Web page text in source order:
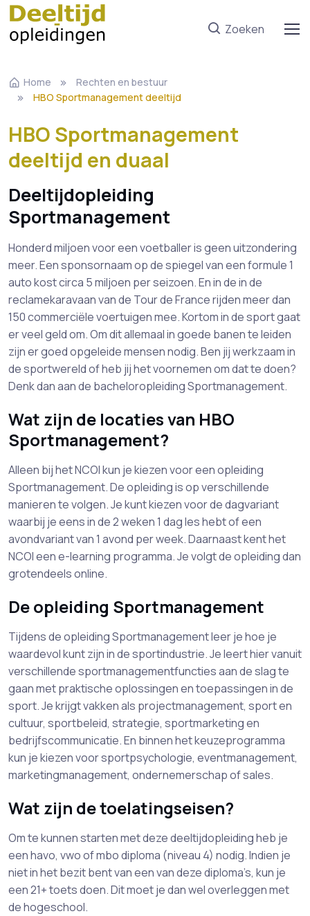
Zoeken
Home
Rechten en bestuur
HBO Sportmanagement deeltijd
HBO Sportmanagement
deeltijd en duaal
Deeltijdopleiding
Sportmanagement
Honderd miljoen voor een voetballer is geen uitzondering
meer. Een sponsornaam op de spiegel van een formule 1
auto kost circa 5 miljoen per seizoen. En in de in de
reclamekaravaan van de Tour de France rijden meer dan
150 commerciële voertuigen mee. Kortom in de sport gaat
er veel geld om. Om dit allemaal in goede banen te leiden
zijn er goed opgeleide mensen nodig. Ben jij werkzaam in
de sportwereld of heb jij het voornemen om dat te doen?
Denk dan aan de bacheloropleiding Sportmanagement.
Wat zijn de locaties van HBO
Sportmanagement?
Alleen bij het NCOI kun je kiezen voor een opleiding
Sportmanagement. De opleiding is op verschillende
manieren te volgen. Je kunt kiezen voor de dagvariant
waarbij je eens in de 2 weken 1 dag les hebt of een
avondvariant van 1 avond per week. Daarnaast kent het
NCOI een e-learning programma. Je volgt de opleiding dan
grotendeels online.
De opleiding Sportmanagement
Tijdens de opleiding Sportmanagement leer je hoe je
waardevol kunt zijn in de sportindustrie. Je leert hier vanuit
verschillende sportmanagementfuncties aan de slag te
gaan met praktische oplossingen en toepassingen in de
sport. Je krijgt vakken als projectmanagement, sport en
cultuur, sportbeleid, strategie, sportmarketing en
bedrijfscommunicatie. En binnen het keuzeprogramma
kun je kiezen voor sportpsychologie, eventmanagement,
marketingmanagement, ondernemerschap of sales.
Wat zijn de toelatingseisen?
Om te kunnen starten met deze deeltijdopleiding heb je
een havo, vwo of mbo diploma (niveau 4) nodig. Indien je
niet in het bezit bent van een van deze diploma’s, kun je
een 21+ toets doen. Dit moet je dan wel overleggen met
de hogeschool.